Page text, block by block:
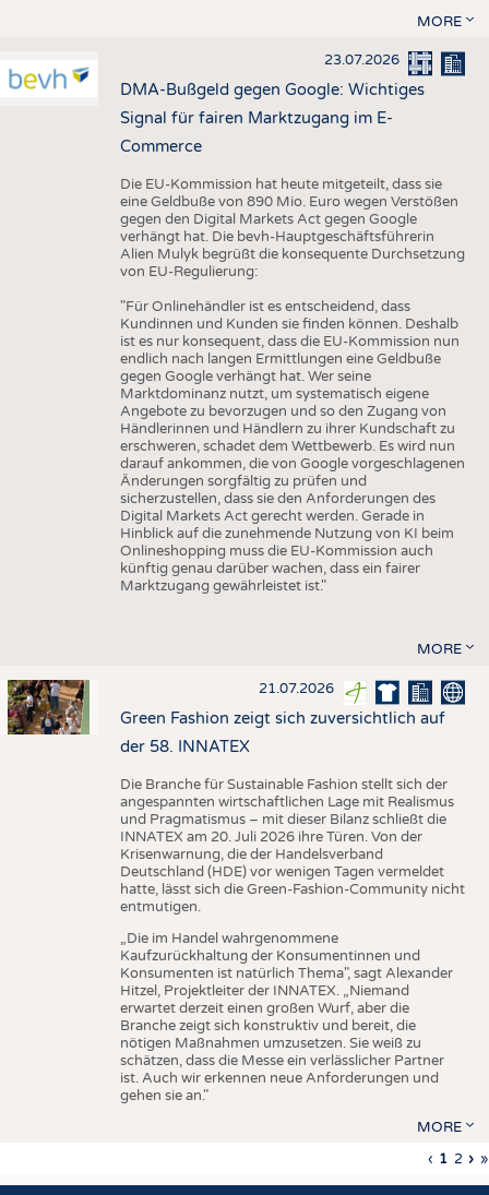
MORE
23.07.2026
DMA-Bußgeld gegen Google: Wichtiges
Signal für fairen Marktzugang im E-
Commerce
Die EU-Kommission hat heute mitgeteilt, dass sie
eine Geldbuße von 890 Mio. Euro wegen Verstößen
gegen den Digital Markets Act gegen Google
verhängt hat. Die bevh-Hauptgeschäftsführerin
Alien Mulyk begrüßt die konsequente Durchsetzung
von EU-Regulierung:
"Für Onlinehändler ist es entscheidend, dass
Kundinnen und Kunden sie finden können. Deshalb
ist es nur konsequent, dass die EU-Kommission nun
endlich nach langen Ermittlungen eine Geldbuße
gegen Google verhängt hat. Wer seine
Marktdominanz nutzt, um systematisch eigene
Angebote zu bevorzugen und so den Zugang von
Händlerinnen und Händlern zu ihrer Kundschaft zu
erschweren, schadet dem Wettbewerb. Es wird nun
darauf ankommen, die von Google vorgeschlagenen
Änderungen sorgfältig zu prüfen und
sicherzustellen, dass sie den Anforderungen des
Digital Markets Act gerecht werden. Gerade in
Hinblick auf die zunehmende Nutzung von KI beim
Onlineshopping muss die EU-Kommission auch
künftig genau darüber wachen, dass ein fairer
Marktzugang gewährleistet ist."
MORE
21.07.2026
Green Fashion zeigt sich zuversichtlich auf
der 58. INNATEX
Die Branche für Sustainable Fashion stellt sich der
angespannten wirtschaftlichen Lage mit Realismus
und Pragmatismus – mit dieser Bilanz schließt die
INNATEX am 20. Juli 2026 ihre Türen. Von der
Krisenwarnung, die der Handelsverband
Deutschland (HDE) vor wenigen Tagen vermeldet
hatte, lässt sich die Green-Fashion-Community nicht
entmutigen.
„Die im Handel wahrgenommene
Kaufzurückhaltung der Konsumentinnen und
Konsumenten ist natürlich Thema", sagt Alexander
Hitzel, Projektleiter der INNATEX. „Niemand
erwartet derzeit einen großen Wurf, aber die
Branche zeigt sich konstruktiv und bereit, die
nötigen Maßnahmen umzusetzen. Sie weiß zu
schätzen, dass die Messe ein verlässlicher Partner
ist. Auch wir erkennen neue Anforderungen und
gehen sie an."
MORE
‹ 1 Seite
2 › »